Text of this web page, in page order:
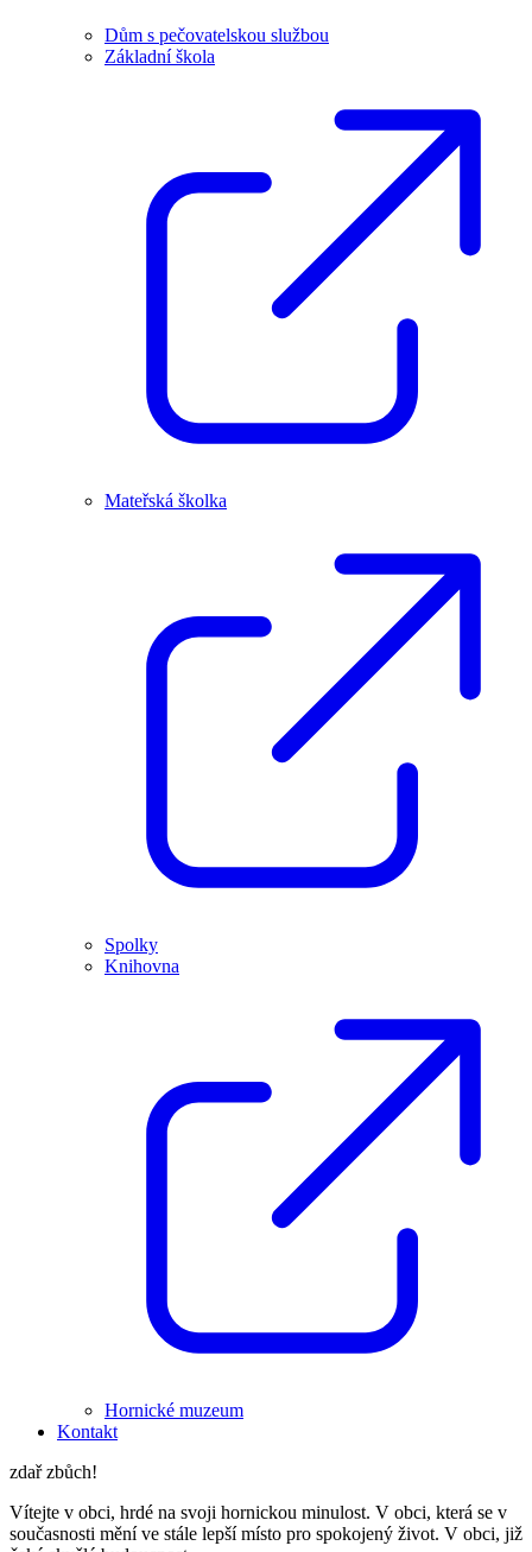
Dům s pečovatelskou službou
Základní škola
Mateřská školka
Spolky
Knihovna
Hornické muzeum
Kontakt
zdař zbůch!
Vítejte v obci, hrdé na svoji hornickou minulost. V obci, která se v
současnosti mění ve stále lepší místo pro spokojený život. V obci, již